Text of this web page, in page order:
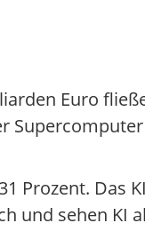
Euro
Prozent. Das
und sehen KI